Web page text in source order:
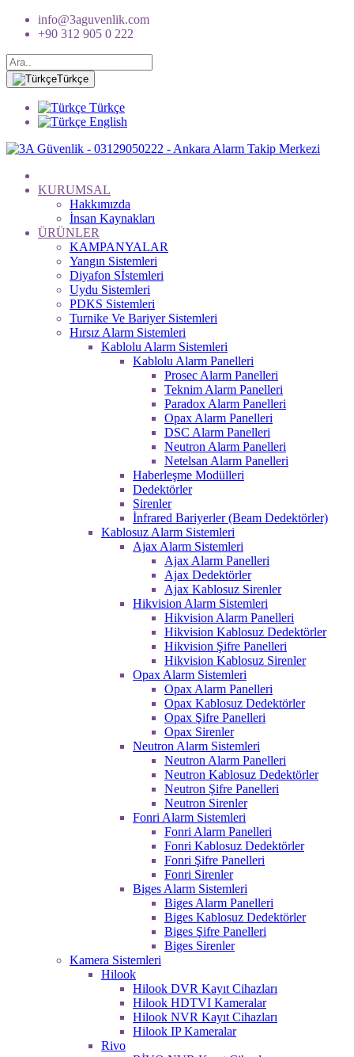
info@3aguvenlik.com
+90 312 905 0 222
Türkçe
Türkçe
English
KURUMSAL
Hakkımızda
İnsan Kaynakları
ÜRÜNLER
KAMPANYALAR
Yangın Sistemleri
Diyafon Sİstemleri
Uydu Sistemleri
PDKS Sistemleri
Turnike Ve Bariyer Sistemleri
Hırsız Alarm Sistemleri
Kablolu Alarm Sistemleri
Kablolu Alarm Panelleri
Prosec Alarm Panelleri
Teknim Alarm Panelleri
Paradox Alarm Panelleri
Opax Alarm Panelleri
DSC Alarm Panelleri
Neutron Alarm Panelleri
Netelsan Alarm Panelleri
Haberleşme Modülleri
Dedektörler
Sirenler
İnfrared Bariyerler (Beam Dedektörler)
Kablosuz Alarm Sistemleri
Ajax Alarm Sistemleri
Ajax Alarm Panelleri
Ajax Dedektörler
Ajax Kablosuz Sirenler
Hikvision Alarm Sistemleri
Hikvision Alarm Panelleri
Hikvision Kablosuz Dedektörler
Hikvision Şifre Panelleri
Hikvision Kablosuz Sirenler
Opax Alarm Sistemleri
Opax Alarm Panelleri
Opax Kablosuz Dedektörler
Opax Şifre Panelleri
Opax Sirenler
Neutron Alarm Sistemleri
Neutron Alarm Panelleri
Neutron Kablosuz Dedektörler
Neutron Şifre Panelleri
Neutron Sirenler
Fonri Alarm Sistemleri
Fonri Alarm Panelleri
Fonri Kablosuz Dedektörler
Fonri Şifre Panelleri
Fonri Sirenler
Biges Alarm Sistemleri
Biges Alarm Panelleri
Biges Kablosuz Dedektörler
Biges Şifre Panelleri
Biges Sirenler
Kamera Sistemleri
Hilook
Hilook DVR Kayıt Cihazları
Hilook HDTVI Kameralar
Hilook NVR Kayıt Cihazları
Hilook IP Kameralar
Rivo